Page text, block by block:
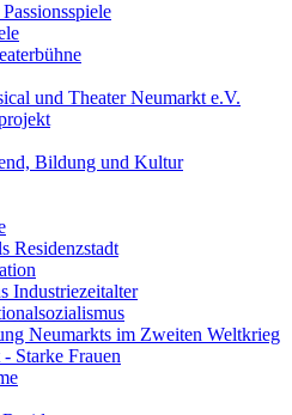
und Theater Neumarkt e.V.
Bildung und Kultur
Residenzstadt
Industriezeitalter
Neumarkts im Zweiten Weltkrieg
- Starke Frauen